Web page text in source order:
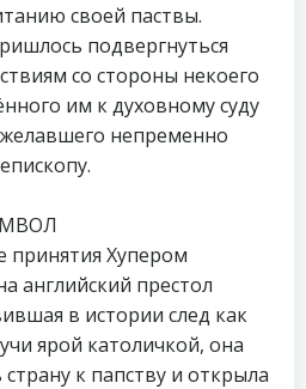
своей паствы.
подвергнуться
со стороны некоего
им к духовному суду
непременно
принятия Хупером
английский престол
в истории след как
ярой католичкой, она
к папству и открыла